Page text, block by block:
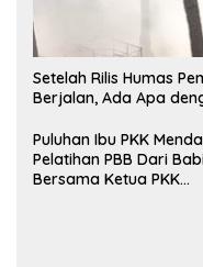
Setelah Rilis Humas
Berjalan, Ada Apa
Puluhan Ibu PKK
Pelatihan PBB Dari
Bersama Ketua PKK